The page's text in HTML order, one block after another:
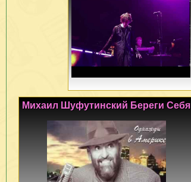
Михаил Шуфутинский Береги Себя